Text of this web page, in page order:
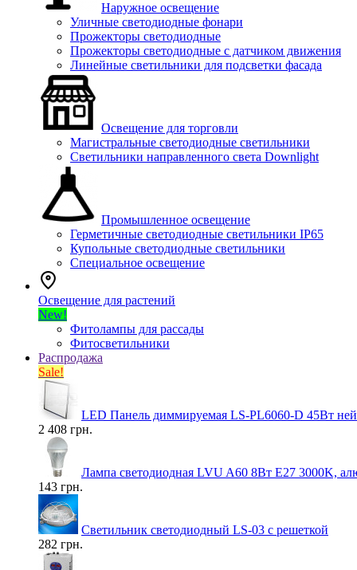
Наружное освещение
Уличные светодиодные фонари
Прожекторы светодиодные
Прожекторы светодиодные с датчиком движения
Линейные светильники для подсветки фасада
Освещение для торговли
Магистральные светодиодные светильники
Светильники направленного света Downlight
Промышленное освещение
Герметичные светодиодные светильники IP65
Купольные светодиодные светильники
Специальное освещение
Освещение для растений
New!
Фитолампы для рассады
Фитосветильники
Распродажа
Sale!
LED Панель диммируемая LS-PL6060-D 45Вт
2 408 грн.
Лампа светодиодная LVU A60 8Вт E27 3000K,
143 грн.
Светильник светодиодный LS-03 с решеткой
282 грн.